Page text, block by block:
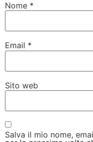
Nome *
Email *
Sito web
Salva il mio nome,